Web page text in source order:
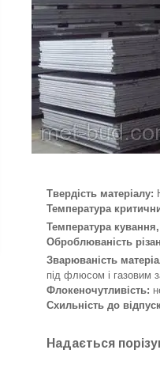
Твердість матеріалу:
Температура
Температура
Оброблюваність
Зварюваність
під флюсом і газовим
Флокеночутливість:
Схильність до
Надається